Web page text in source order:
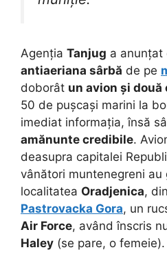
Agenția Tanjug a anunțat
antiaeriana sârbă de pe
doborât un avion și două
50 de pușcași marini la
imediat informația, însă
amănunte credibile.
deasupra capitalei
vânători muntenegreni au
localitatea Oradjenica,
Pastrovacka Gora, un
Air Force, având înscris
Haley (se pare, o femeie).